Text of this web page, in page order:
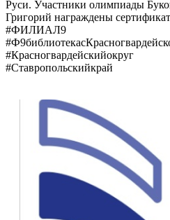
Руси. Участники олимпиады
Григорий награждены
#ФИЛИАЛ9
#Красногвардейскийокруг
#Ставропольскийкрай